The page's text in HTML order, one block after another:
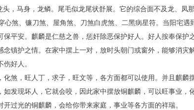
，马身，龙鳞。尾毛似龙尾状舒展。它的综合面不及龙、凤
煞、镰刀煞、屋角煞、刀煞白虎煞、二黑病星符。当阳宅遇
平安。麒麟是仁慈之兽，惩奸除恶保护好人。好人按奉保护
护之情。在家中摆上一对，放时头朝门或窗外，能够消灾
好人。
，旺人丁，求子，旺文等，各方面都可以使用。并且麒麟
发现坏人，它就会咬，因此家中摆放铜麒麟，可以旺事业，
过光的铜麒麟，会给你带来家庭，事业等各方面的祥瑞。